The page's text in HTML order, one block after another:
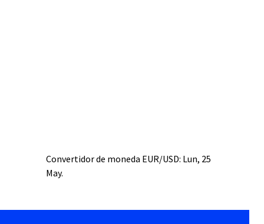
Convertidor de moneda EUR/USD: Lun, 25
May.